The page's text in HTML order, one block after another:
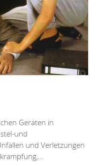
Geräten in
und
und Verletzungen